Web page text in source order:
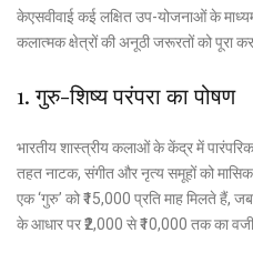
केएसवीवाई कई लक्षित उप-योजनाओं के
कलात्मक क्षेत्रों की अनूठी जरूरतों को पूरा
1. गुरु-शिष्य परंपरा का पोषण
भारतीय शास्त्रीय कलाओं के केंद्र में
तहत नाटक, संगीत और नृत्य समूहों को मासिक
एक ‘गुरु’ को ₹15,000 प्रति माह मिलते हैं,
के आधार पर ₹2,000 से ₹10,000 तक का